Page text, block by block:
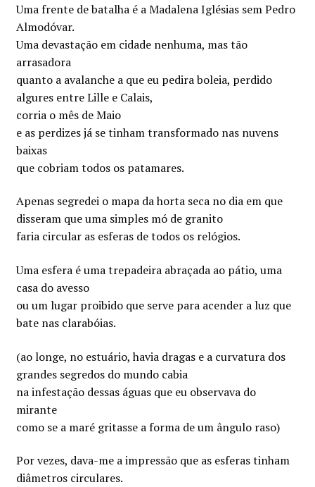
Uma frente de batalha é a Madalena Iglésias sem Pedro
Almodóvar.
Uma devastação em cidade nenhuma, mas tão
arrasadora
quanto a avalanche a que eu pedira boleia, perdido
algures entre Lille e Calais,
corria o mês de Maio
e as perdizes já se tinham transformado nas nuvens
baixas
que cobriam todos os patamares.
Apenas segredei o mapa da horta seca no dia em que
disseram que uma simples mó de granito
faria circular as esferas de todos os relógios.
Uma esfera é uma trepadeira abraçada ao pátio, uma
casa do avesso
ou um lugar proibido que serve para acender a luz que
bate nas clarabóias.
(ao longe, no estuário, havia dragas e a curvatura dos
grandes segredos do mundo cabia
na infestação dessas águas que eu observava do
mirante
como se a maré gritasse a forma de um ângulo raso)
Por vezes, dava-me a impressão que as esferas tinham
diâmetros circulares.